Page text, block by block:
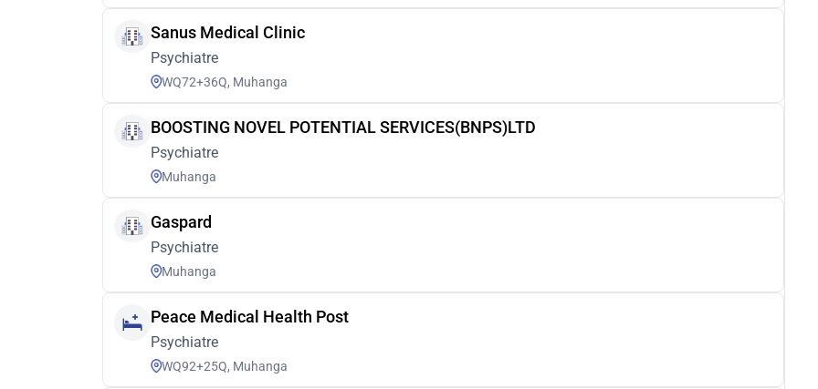
Sanus Medical Clinic
Psychiatre
WQ72+36Q, Muhanga
BOOSTING NOVEL POTENTIAL SERVICES(BNPS)LTD
Psychiatre
Muhanga
Gaspard
Psychiatre
Muhanga
Peace Medical Health Post
Psychiatre
WQ92+25Q, Muhanga